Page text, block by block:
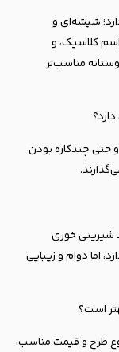
شیشه‌ای و
کلاسیک، و
مناسب‌تر
و حتی چندکاره بودن
شیرینی خوری
اما دوام و زیبایی
طرح و قیمت مناسب،